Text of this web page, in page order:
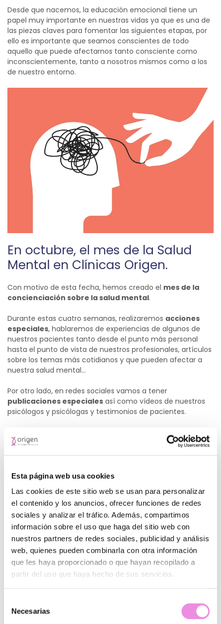
Esta página web usa cookies
Las cookies de este sitio web se usan para personalizar
el contenido y los anuncios, ofrecer funciones de redes
sociales y analizar el tráfico. Además, compartimos
información sobre el uso que haga del sitio web con
nuestros partners de redes sociales, publicidad y análisis
web, quienes pueden combinarla con otra información
que les haya proporcionado o que hayan recopilado a
partir del uso que haya hecho de sus servicios.
Necesarias
Desde que nacemos, la educación emocional tiene un
papel muy importante en nuestras vidas ya que es una de
las piezas claves para fomentar las siguientes etapas, por
ello es importante que seamos conscientes de todo
aquello que puede afectarnos tanto consciente como
inconscientemente, tanto a nosotros mismos como a los
de nuestro entorno.
En octubre, el mes de la Salud
Mental en Clínicas Origen.
Con motivo de esta fecha, hemos creado el mes de la
concienciación sobre la salud mental.
Durante estas cuatro semanas, realizaremos acciones
especiales, hablaremos de experiencias de algunos de
nuestros pacientes tanto desde el punto más personal
hasta el punto de vista de nuestros profesionales, artículos
sobre los temas más cotidianos y que pueden afectar a
nuestra salud mental…
Por otro lado, en redes sociales vamos a tener
publicaciones especiales así como vídeos de nuestros
psicólogos y psicólogas y testimonios de pacientes.
de las posibles ramas que afectan directamente a la salud
mental y poder así ayudar y apoyar al colectivo que las
clínica, sesiones de psicología,
parejaentre otros.
Como siempre, estamos para escucharte y apoyarte en
todo tu proceso. Pide cita gratuita en nuestras clínicas,
estaremos encantados de conocerte.
Artículos de bienestar emocional y coaching
Qué es el Poliamor y si es posible practicarlo